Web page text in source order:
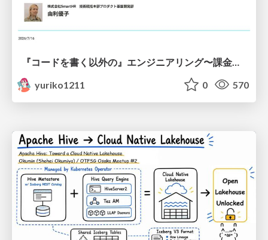
yuriko1211
0 570